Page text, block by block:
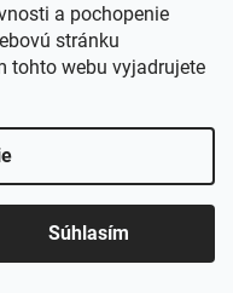
a pochopenie
stránku
tohto webu vyjadrujete
Súhlasím
– ste pre nás
módnychnoviniek,
pre vás.
byť očarujúca každý